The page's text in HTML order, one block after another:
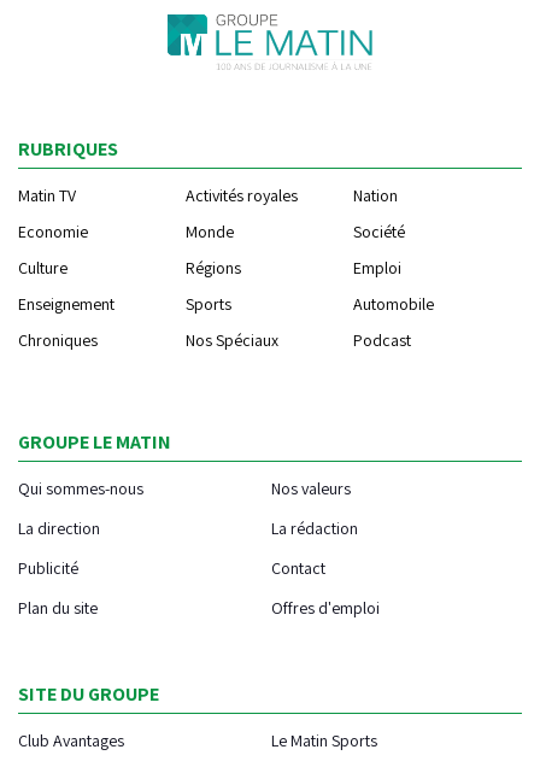
RUBRIQUES
Matin TV Activités royales
Nation
Economie
Monde
Société
Culture
Régions
Emploi
Enseignement
Sports
Automobile
Chroniques
Nos Spéciaux Podcast
GROUPE LE MATIN
Qui sommes-nous
Nos valeurs
La direction
La rédaction
Publicité
Contact
Plan du site
Offres d'emploi
SITE DU GROUPE
Club Avantages
Le Matin Sports